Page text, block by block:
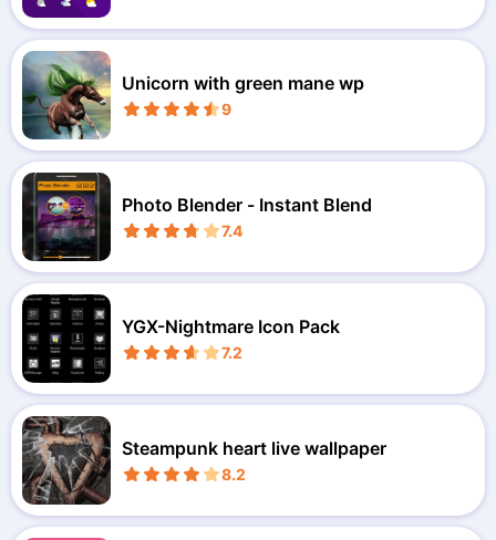
Unicorn with green mane wp
9
Photo Blender - Instant Blend
7.4
YGX-Nightmare Icon Pack
7.2
Steampunk heart live wallpaper
8.2